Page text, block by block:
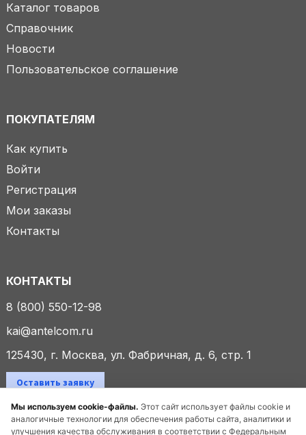
Мы используем cookie-файлы. Этот сайт использует файлы cookie и
аналогичные технологии для обеспечения работы сайта, аналитики и
улучшения качества обслуживания в соответствии с Федеральным
Каталог товаров
Справочник
Новости
Пользовательское соглашение
ПОКУПАТЕЛЯМ
Как купить
Войти
Регистрация
Мои заказы
Контакты
КОНТАКТЫ
8 (800) 550-12-98
kai@antelcom.ru
125430, г. Москва, ул. Фабричная, д. 6, стр. 1
Оставить заявку